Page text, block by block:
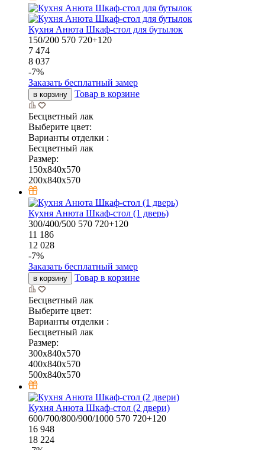
Кухня Анюта Шкаф-стол для бутылок
150/200 570 720+120
7 474
8 037
-7%
Заказать бесплатный замер
в корзину Товар в корзине
Бесцветный лак
Выберите цвет:
Варианты отделки :
Бесцветный лак
Размер:
150x840x570
200x840x570
Кухня Анюта Шкаф-стол (1 дверь)
300/400/500 570 720+120
11 186
12 028
-7%
Заказать бесплатный замер
в корзину Товар в корзине
Бесцветный лак
Выберите цвет:
Варианты отделки :
Бесцветный лак
Размер:
300x840x570
400x840x570
500x840x570
Кухня Анюта Шкаф-стол (2 двери)
600/700/800/900/1000 570 720+120
16 948
18 224